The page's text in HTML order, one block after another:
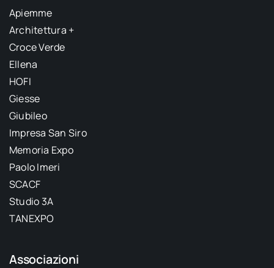
Apiemme
Architettura +
Croce Verde
Ellena
HOFI
Giesse
Giubileo
Impresa San Siro
Memoria Expo
Paolo Imeri
SCACF
Studio 3A
TANEXPO
Associazioni